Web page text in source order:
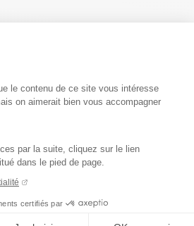
le contenu de ce site vous intéresse
on aimerait bien vous accompagner
par la suite, cliquez sur le lien
dans le pied de page.
certifiés par